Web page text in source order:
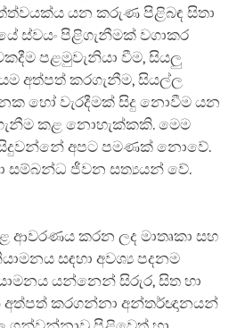
යන කරුණ පිළිබඳ සිතා
ස්වයං පිළිගැනීමක් වගාකර
පළමුවැනියා වීම, සියලු
අත්පත් කරගැනීම, සියල්ල
හෝ වැරදීමක් සිදු නොවීම යන
කළ නොහැක්කකි. මෙම
අපට පමණක් නොවේ.
සම්බන්ධ ජීවන සත්‍යයන් වේ.
ආවරණය කරන ලද මාතෘකා සහ
සඳහා අවශ්‍ය පදනම
යන්නෙන් සිරුර, සිත හා
කරගන්නා අන්තර්ඥානයන්